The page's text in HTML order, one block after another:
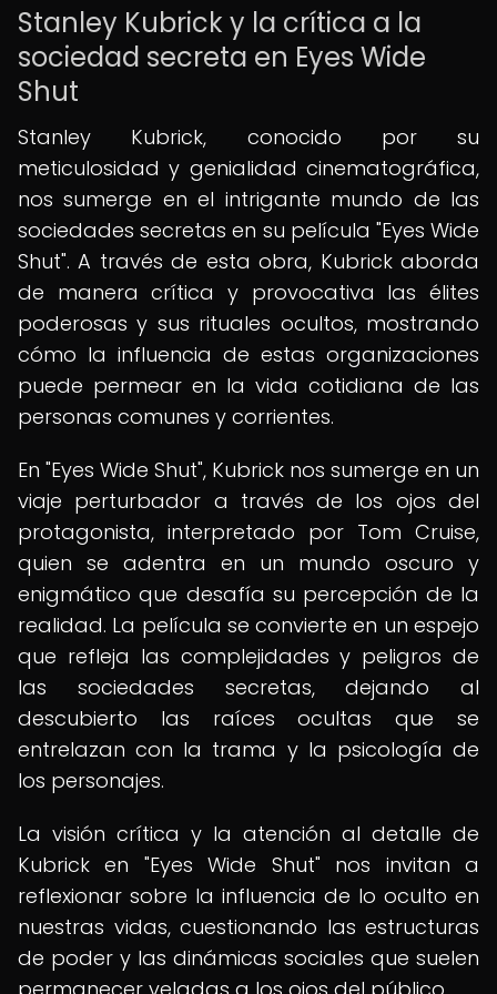
Stanley Kubrick y la crítica a la
sociedad secreta en Eyes Wide
Shut
Stanley Kubrick, conocido por su
meticulosidad y genialidad cinematográfica,
nos sumerge en el intrigante mundo de las
sociedades secretas en su película "Eyes Wide
Shut". A través de esta obra, Kubrick aborda
de manera crítica y provocativa las élites
poderosas y sus rituales ocultos, mostrando
cómo la influencia de estas organizaciones
puede permear en la vida cotidiana de las
personas comunes y corrientes.
En "Eyes Wide Shut", Kubrick nos sumerge en un
viaje perturbador a través de los ojos del
protagonista, interpretado por Tom Cruise,
quien se adentra en un mundo oscuro y
enigmático que desafía su percepción de la
realidad. La película se convierte en un espejo
que refleja las complejidades y peligros de
las sociedades secretas, dejando al
descubierto las raíces ocultas que se
entrelazan con la trama y la psicología de
los personajes.
La visión crítica y la atención al detalle de
Kubrick en "Eyes Wide Shut" nos invitan a
reflexionar sobre la influencia de lo oculto en
nuestras vidas, cuestionando las estructuras
de poder y las dinámicas sociales que suelen